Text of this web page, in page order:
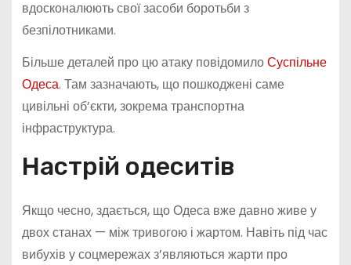
вдосконалюють свої засоби боротьби з
безпілотниками.
Більше деталей про цю атаку повідомилоСуспільне
Одеса. Там зазначають, що пошкоджені саме
цивільні об’єкти, зокрема транспортна
інфраструктура.
Настрій одеситів
Якщо чесно, здається, що Одеса вже давно живе у
двох станах — між тривогою і жартом. Навіть під час
вибухів у соцмережах з’являються жарти про